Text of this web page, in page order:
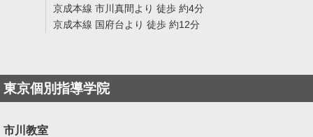
京成本線 市川真間より 徒歩 約4分
京成本線 国府台より 徒歩 約12分
東京個別指導学院
市川教室